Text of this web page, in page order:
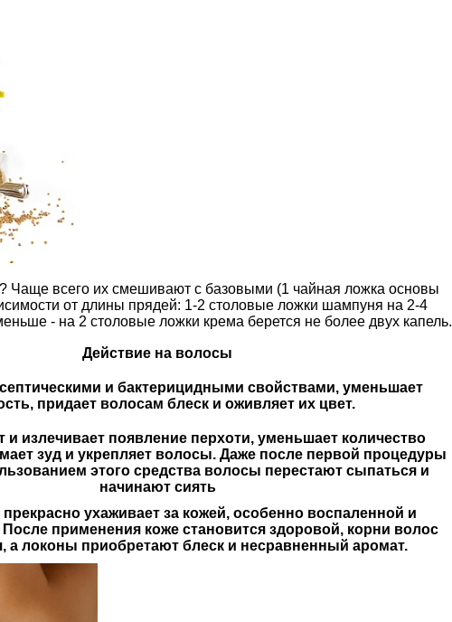
Чаще всего их смешивают с базовыми (1 чайная ложка основы
от длины прядей: 1-2 столовые ложки шампуня на 2-4
- на 2 столовые ложки крема берется не более двух капель.
Действие на волосы
и бактерицидными свойствами, уменьшает
придает волосам блеск и оживляет их цвет.
и излечивает появление перхоти, уменьшает количество
зуд и укрепляет волосы. Даже после первой процедуры
этого средства волосы перестают сыпаться и
начинают сиять
ухаживает за кожей, особенно воспаленной и
применения коже становится здоровой, корни волос
а локоны приобретают блеск и несравненный аромат.